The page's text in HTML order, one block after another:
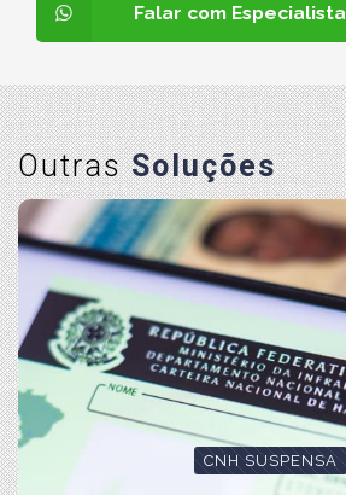
Falar com Especialista
OutrasSoluções
CNH SUSPENSA